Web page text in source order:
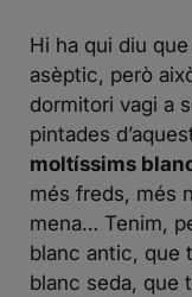
Hi ha qui diu
asèptic, però
dormitori vagi a
pintades
moltíssims
més freds, més
mena… Tenim,
blanc antic, que
blanc seda, que